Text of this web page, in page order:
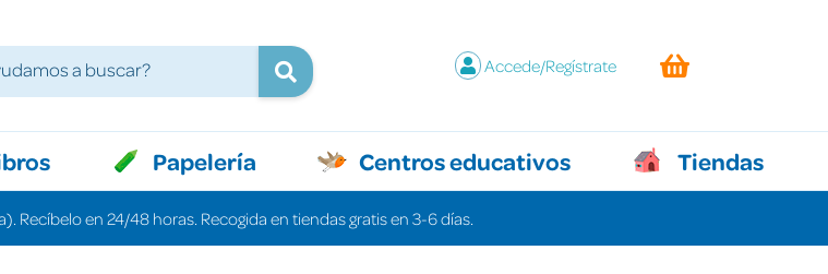
Accede/Regístrate
Papelería Centros educativos Tiendas
Recíbelo en 24/48 horas. Recogida en tiendas gratis en 3-6 días.